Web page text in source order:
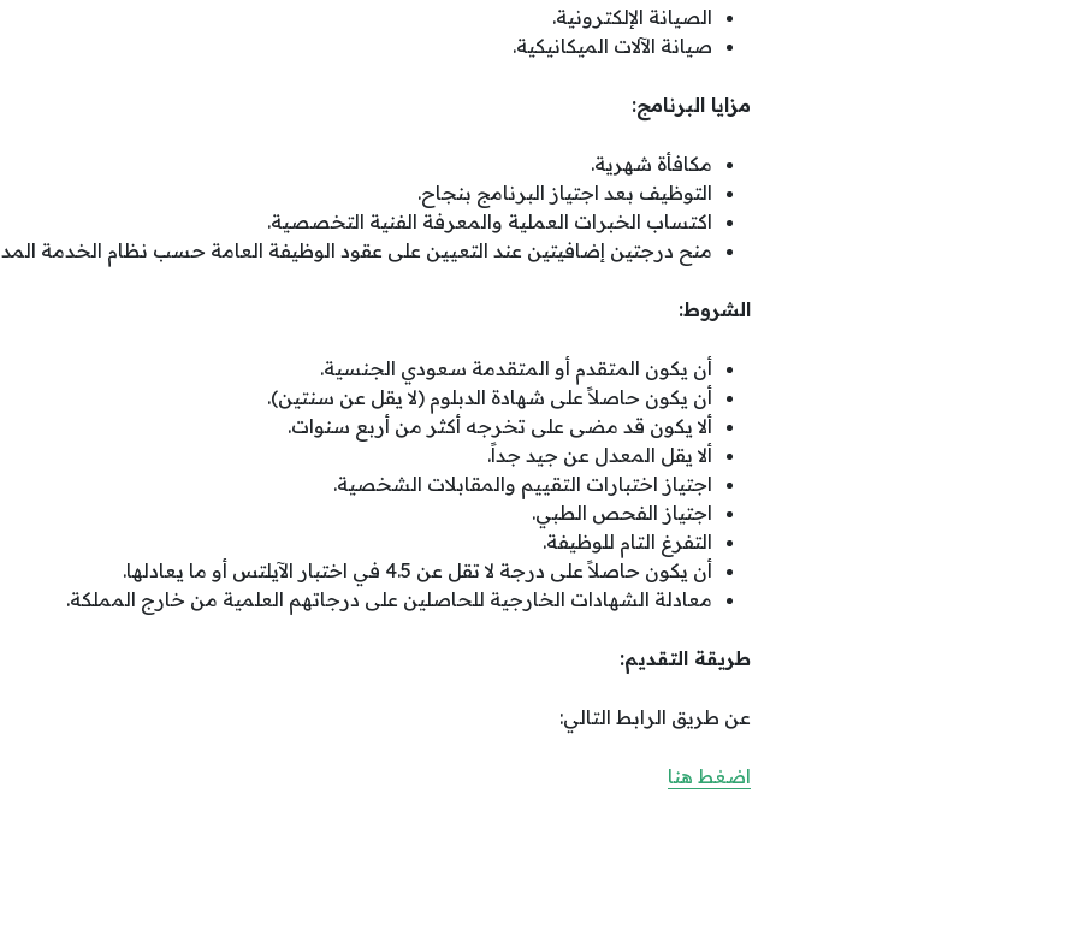
الصيانة الإلكترونية.
صيانة الآلات الميكانيكية.
مزايا البرنامج:
مكافأة شهرية.
التوظيف بعد اجتياز البرنامج بنجاح.
اكتساب الخبرات العملية والمعرفة الفنية التخصصية.
منح درجتين إضافيتين عند التعيين على عقود الوظيفة العامة حسب نظام الخدمة
الشروط:
أن يكون المتقدم أو المتقدمة سعودي الجنسية.
أن يكون حاصلاً على شهادة الدبلوم (لا يقل عن سنتين).
ألا يكون قد مضى على تخرجه أكثر من أربع سنوات.
ألا يقل المعدل عن جيد جداً.
اجتياز اختبارات التقييم والمقابلات الشخصية.
اجتياز الفحص الطبي.
التفرغ التام للوظيفة.
أن يكون حاصلاً على درجة لا تقل عن 4.5 في اختبار الآيلتس أو ما يعادلها.
معادلة الشهادات الخارجية للحاصلين على درجاتهم العلمية من خارج المملكة.
طريقة التقديم:
عن طريق الرابط التالي:
اضغط هنا